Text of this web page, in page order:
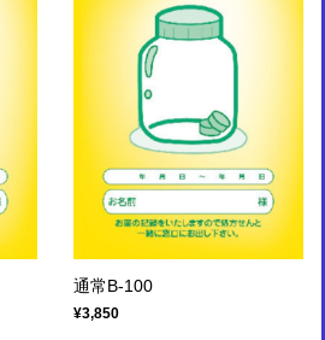
通常B-100
¥3,850